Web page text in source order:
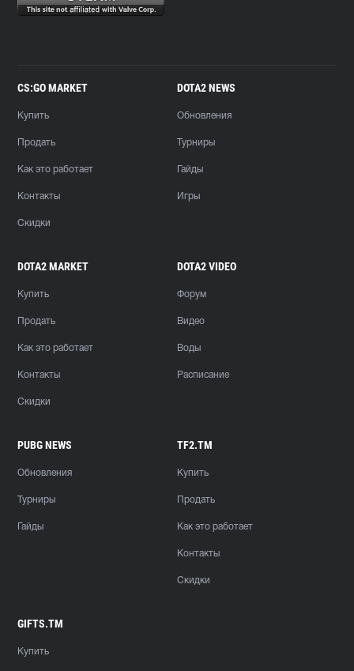
CS:GO MARKET
Купить
Продать
Как это работает
Контакты
Скидки
DOTA2 NEWS
Обновления
Турниры
Гайды
Игры
DOTA2 MARKET
Купить
Продать
Как это работает
Контакты
Скидки
DOTA2 VIDEO
Форум
Видео
Воды
Расписание
PUBG NEWS
Обновления
Турниры
Гайды
TF2.TM
Купить
Продать
Как это работает
Контакты
Скидки
GIFTS.TM
Купить